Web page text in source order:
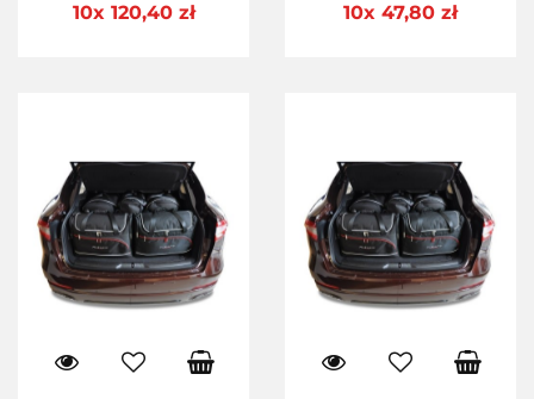
10x 120,40 zł 10x 47,80 zł